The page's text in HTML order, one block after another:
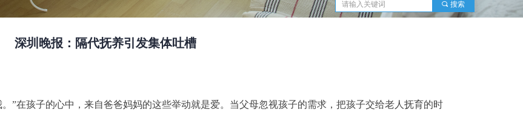
끠 搜索
深圳晚报：隔代抚养引发集体吐槽
”在孩子的心中，来自爸爸妈妈的这些举动就是爱。当父母忽视孩子的需求，把孩子交给老人抚育的时